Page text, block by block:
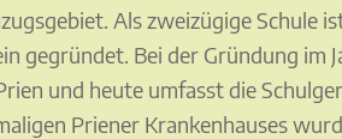
Als zweizügige Schule
gegründet. Bei der Gründung im
und heute umfasst die
Priener Krankenhauses